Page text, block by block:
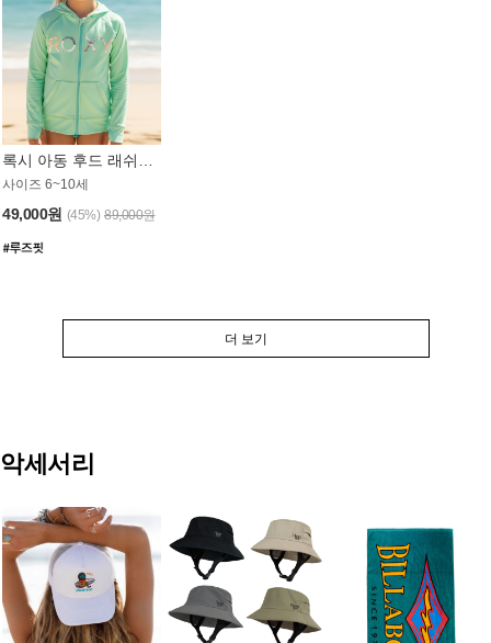
록시 아동 후드 래쉬가드 GT764MRX
사이즈 6~10세
49,000원 (45%) 89,000원
더 보기
악세서리